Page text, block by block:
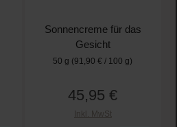
Sonnencreme für das
Gesicht
50 g (91,90 € / 100 g)
Regulärer Preis:
45,95 €
Inkl. MwSt